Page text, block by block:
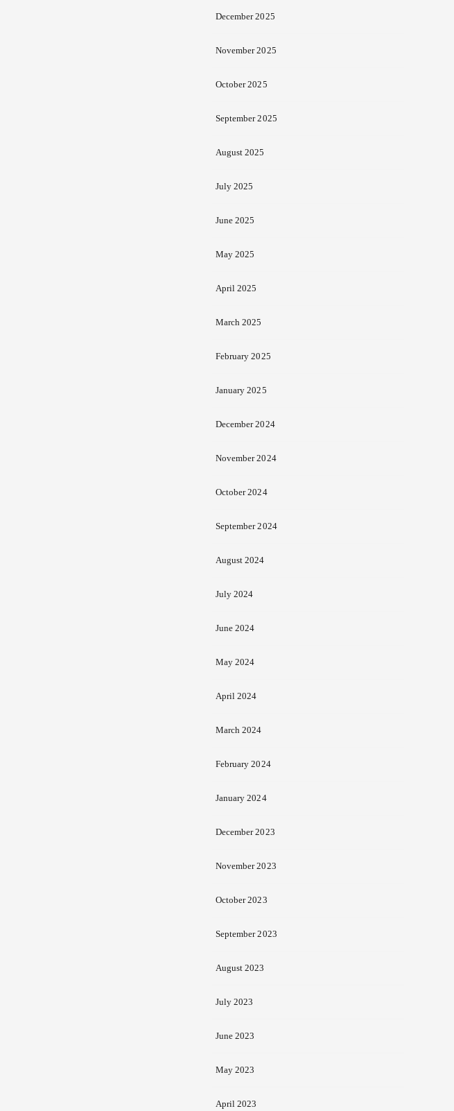
December 2025
November 2025
October 2025
September 2025
August 2025
July 2025
June 2025
May 2025
April 2025
March 2025
February 2025
January 2025
December 2024
November 2024
October 2024
September 2024
August 2024
July 2024
June 2024
May 2024
April 2024
March 2024
February 2024
January 2024
December 2023
November 2023
October 2023
September 2023
August 2023
July 2023
June 2023
May 2023
April 2023